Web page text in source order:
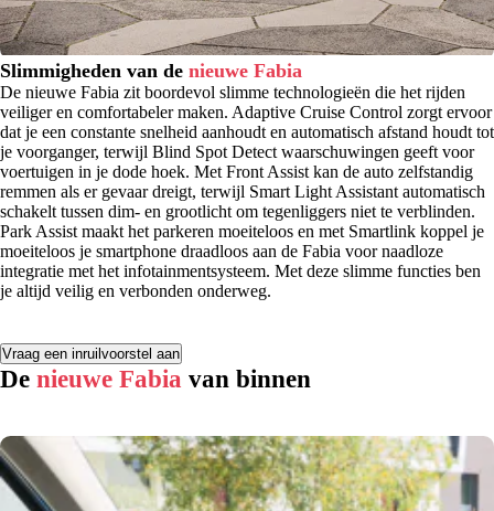
Slimmigheden van de nieuwe Fabia
De nieuwe Fabia zit boordevol slimme technologieën die het rijden
veiliger en comfortabeler maken. Adaptive Cruise Control zorgt ervoor
dat je een constante snelheid aanhoudt en automatisch afstand houdt tot
je voorganger, terwijl Blind Spot Detect waarschuwingen geeft voor
voertuigen in je dode hoek. Met Front Assist kan de auto zelfstandig
remmen als er gevaar dreigt, terwijl Smart Light Assistant automatisch
schakelt tussen dim- en grootlicht om tegenliggers niet te verblinden.
Park Assist maakt het parkeren moeiteloos en met Smartlink koppel je
moeiteloos je smartphone draadloos aan de Fabia voor naadloze
integratie met het infotainmentsysteem. Met deze slimme functies ben
je altijd veilig en verbonden onderweg.
Vraag een inruilvoorstel aan
De nieuwe Fabia van binnen